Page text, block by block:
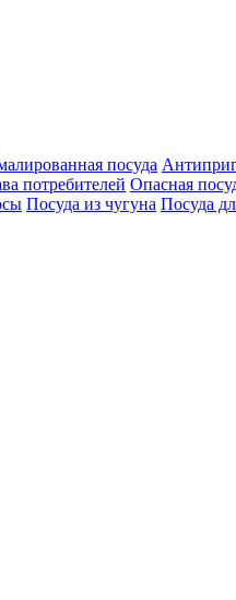
посуда
потребителей Опасная
Посуда из чугуна Посуда